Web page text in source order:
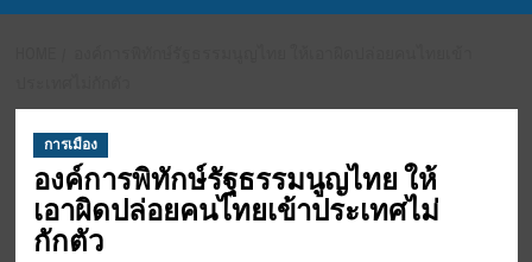
การเมือง
องค์การพิทักษ์รัฐธรรมนูญไทย ให้
เอาผิดปล่อยคนไทยเข้าประเทศไม่
กักตัว